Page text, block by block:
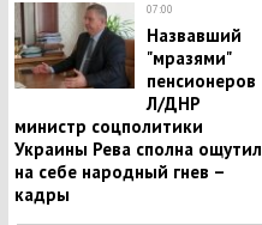
07:00
Назвавший
"мразями"
пенсионеров
Л/ДНР
министр соцполитики
Украины Рева сполна ощутил
на себе народный гнев –
кадры